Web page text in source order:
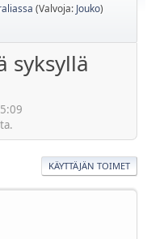
(Valvoja: Jouko)
syksyllä
KÄYTTÄJÄN TOIMET